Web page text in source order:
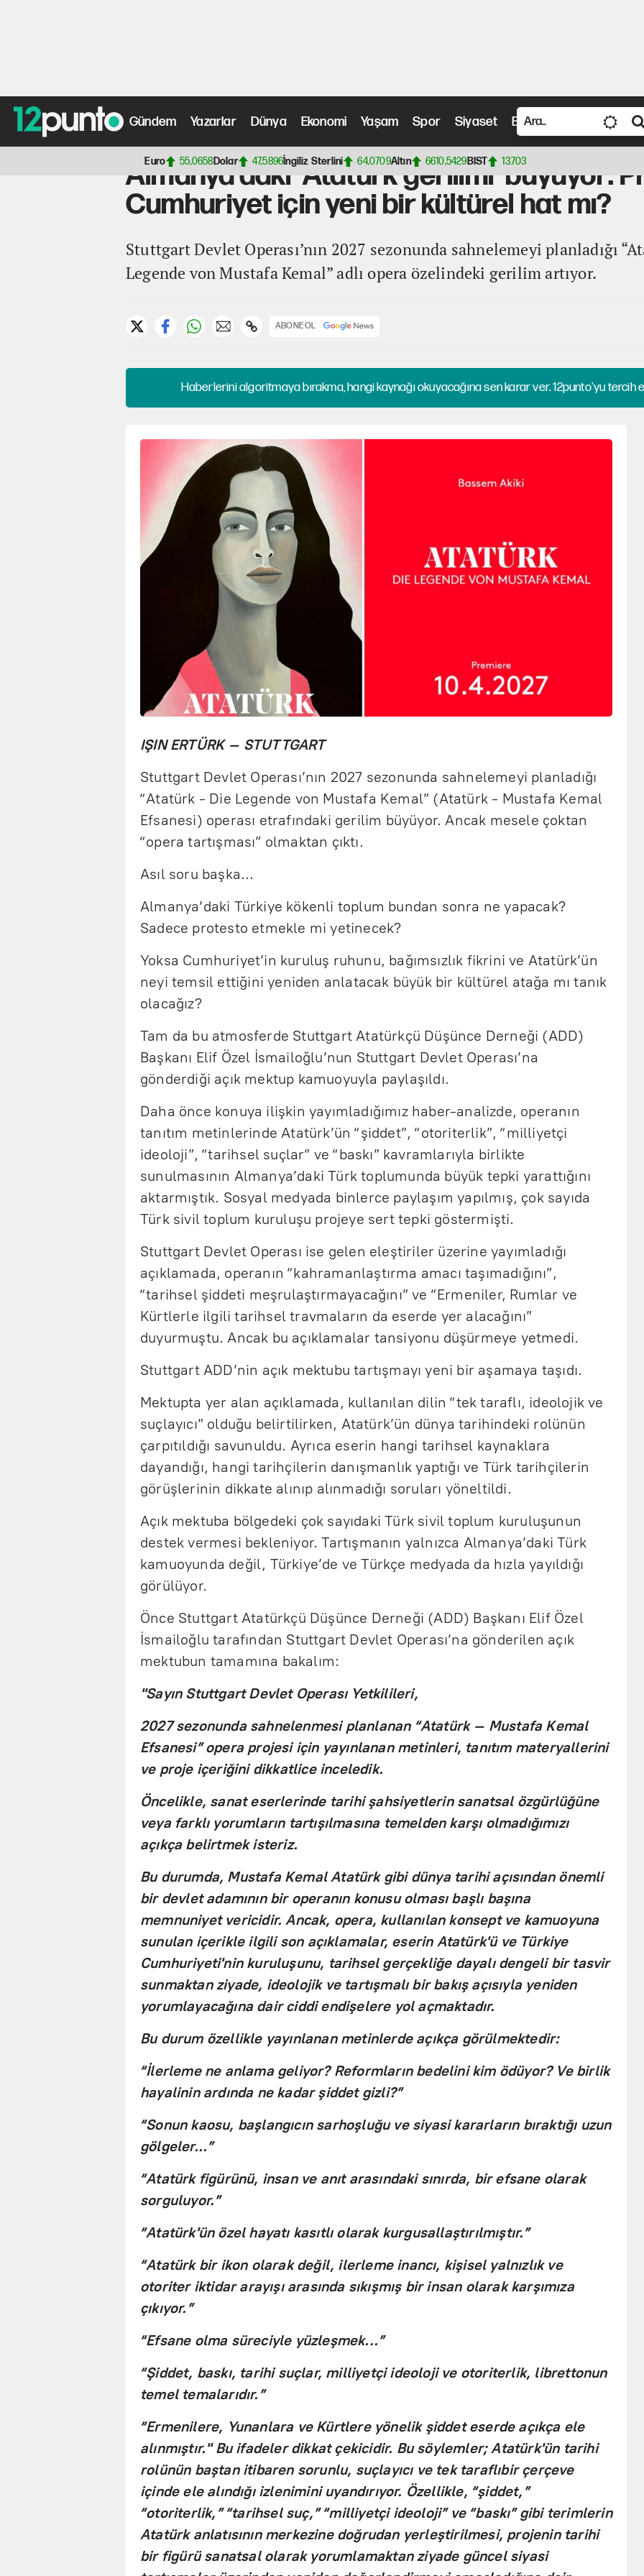
Gündem Yazarlar Dünya Ekonomi Yaşam Spor Siyaset Bilim ve Teknoloji
Euro 55,0658Dolar 47,5896İngiliz Sterlini 64,0709Altın 6610,5429BIST 13.703
Anasayfa>Gündem Haberleri> Almanya’daki 'Atatürk gerilimi' büyüyor: Protesto mu, Cumhuriyet için yeni bir kültürel hat mı?
Almanya’daki 'Atatürk gerilimi' büyüyor:
Cumhuriyet için yeni bir kültürel hat mı?
Stuttgart Devlet Operası’nın 2027 sezonunda sahnelemeyi planladığı
Legende von Mustafa Kemal” adlı opera özelindeki gerilim artıyor.
ABONE OL
Haberlerini algoritmaya bırakma, hangi kaynağı okuyacağına sen karar ver. 12punto'yu tercih
IŞIN ERTÜRK – STUTTGART
Stuttgart Devlet Operası’nın 2027 sezonunda sahnelemeyi planladığı
“Atatürk - Die Legende von Mustafa Kemal” (Atatürk - Mustafa Kemal
Efsanesi) operası etrafındaki gerilim büyüyor. Ancak mesele çoktan
“opera tartışması” olmaktan çıktı.
Asıl soru başka…
Almanya’daki Türkiye kökenli toplum bundan sonra ne yapacak?
Sadece protesto etmekle mi yetinecek?
Yoksa Cumhuriyet’in kuruluş ruhunu, bağımsızlık fikrini ve Atatürk’ün
neyi temsil ettiğini yeniden anlatacak büyük bir kültürel atağa mı tanık
olacağız?
Tam da bu atmosferde Stuttgart Atatürkçü Düşünce Derneği (ADD)
Başkanı Elif Özel İsmailoğlu’nun Stuttgart Devlet Operası’na
gönderdiği açık mektup kamuoyuyla paylaşıldı.
Daha önce konuya ilişkin yayımladığımız haber-analizde, operanın
tanıtım metinlerinde Atatürk’ün “şiddet”, “otoriterlik”, “milliyetçi
ideoloji”, “tarihsel suçlar” ve “baskı” kavramlarıyla birlikte
sunulmasının Almanya’daki Türk toplumunda büyük tepki yarattığını
aktarmıştık. Sosyal medyada binlerce paylaşım yapılmış, çok sayıda
Türk sivil toplum kuruluşu projeye sert tepki göstermişti.
Stuttgart Devlet Operası ise gelen eleştiriler üzerine yayımladığı
açıklamada, operanın “kahramanlaştırma amacı taşımadığını”,
“tarihsel şiddeti meşrulaştırmayacağını” ve “Ermeniler, Rumlar ve
Kürtlerle ilgili tarihsel travmaların da eserde yer alacağını”
duyurmuştu. Ancak bu açıklamalar tansiyonu düşürmeye yetmedi.
Stuttgart ADD’nin açık mektubu tartışmayı yeni bir aşamaya taşıdı.
Mektupta yer alan açıklamada, kullanılan dilin “tek taraflı, ideolojik ve
suçlayıcı” olduğu belirtilirken, Atatürk’ün dünya tarihindeki rolünün
çarpıtıldığı savunuldu. Ayrıca eserin hangi tarihsel kaynaklara
dayandığı, hangi tarihçilerin danışmanlık yaptığı ve Türk tarihçilerin
görüşlerinin dikkate alınıp alınmadığı soruları yöneltildi.
Açık mektuba bölgedeki çok sayıdaki Türk sivil toplum kuruluşunun
destek vermesi bekleniyor. Tartışmanın yalnızca Almanya’daki Türk
kamuoyunda değil, Türkiye’de ve Türkçe medyada da hızla yayıldığı
görülüyor.
Önce Stuttgart Atatürkçü Düşünce Derneği (ADD) Başkanı Elif Özel
İsmailoğlu tarafından Stuttgart Devlet Operası’na gönderilen açık
mektubun tamamına bakalım:
"Sayın Stuttgart Devlet Operası Yetkilileri,
2027 sezonunda sahnelenmesi planlanan “Atatürk – Mustafa Kemal
Efsanesi” opera projesi için yayınlanan metinleri, tanıtım materyallerini
ve proje içeriğini dikkatlice inceledik.
Öncelikle, sanat eserlerinde tarihi şahsiyetlerin sanatsal özgürlüğüne
veya farklı yorumların tartışılmasına temelden karşı olmadığımızı
açıkça belirtmek isteriz.
Bu durumda, Mustafa Kemal Atatürk gibi dünya tarihi açısından önemli
bir devlet adamının bir operanın konusu olması başlı başına
memnuniyet vericidir. Ancak, opera, kullanılan konsept ve kamuoyuna
sunulan içerikle ilgili son açıklamalar, eserin Atatürk'ü ve Türkiye
Cumhuriyeti'nin kuruluşunu, tarihsel gerçekliğe dayalı dengeli bir tasvir
sunmaktan ziyade, ideolojik ve tartışmalı bir bakış açısıyla yeniden
yorumlayacağına dair ciddi endişelere yol açmaktadır.
Bu durum özellikle yayınlanan metinlerde açıkça görülmektedir:
“İlerleme ne anlama geliyor? Reformların bedelini kim ödüyor? Ve birlik
hayalinin ardında ne kadar şiddet gizli?”
“Sonun kaosu, başlangıcın sarhoşluğu ve siyasi kararların bıraktığı uzun
gölgeler...”
“Atatürk figürünü, insan ve anıt arasındaki sınırda, bir efsane olarak
sorguluyor.”
“Atatürk'ün özel hayatı kasıtlı olarak kurgusallaştırılmıştır.”
“Atatürk bir ikon olarak değil, ilerleme inancı, kişisel yalnızlık ve
otoriter iktidar arayışı arasında sıkışmış bir insan olarak karşımıza
çıkıyor.”
“Efsane olma süreciyle yüzleşmek...”
“Şiddet, baskı, tarihi suçlar, milliyetçi ideoloji ve otoriterlik, librettonun
temel temalarıdır.”
“Ermenilere, Yunanlara ve Kürtlere yönelik şiddet eserde açıkça ele
alınmıştır." Bu ifadeler dikkat çekicidir. Bu söylemler; Atatürk'ün tarihi
rolünün baştan itibaren sorunlu, suçlayıcı ve tek taraflıbir çerçeve
içinde ele alındığı izlenimini uyandırıyor. Özellikle, “şiddet,”
“otoriterlik,” “tarihsel suç,” “milliyetçi ideoloji” ve “baskı” gibi terimlerin
Atatürk anlatısının merkezine doğrudan yerleştirilmesi, projenin tarihi
bir figürü sanatsal olarak yorumlamaktan ziyade güncel siyasi